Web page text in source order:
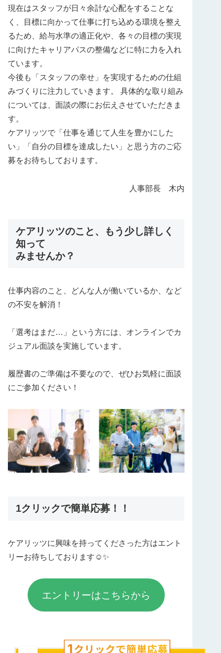
現在はスタッフが日々余計な心配をすることな
く、目標に向かって仕事に打ち込める環境を整え
るため、給与水準の適正化や、各々の目標の実現
に向けたキャリアパスの整備などに特に力を入れ
ています。
今後も「スタッフの幸せ」を実現するための仕組
みづくりに注力していきます。 具体的な取り組み
については、面談の際にお伝えさせていただきま
す。
ケアリッツで「仕事を通じて人生を豊かにした
い」「自分の目標を達成したい」と思う方のご応
募をお待ちしております。
人事部長 木内
ケアリッツのこと、もう少し詳しく
知って
みませんか？
仕事内容のこと、どんな人が働いているか、など
の不安を解消！
「選考はまだ…」という方には、オンラインでカ
ジュアル面談を実施しています。
履歴書のご準備は不要なので、ぜひお気軽に面談
にご参加ください！
1クリックで簡単応募！！
ケアリッツに興味を持ってくださった方はエント
リーお待ちしております☺️✨
エントリーはこちらから